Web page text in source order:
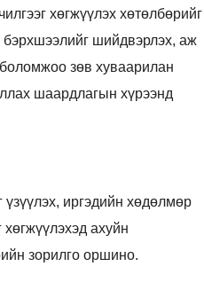
хөгжүүлэх хөтөлбөрийг
бэрхшээлийг шийдвэрлэх, аж
зөв хуваарилан
шаардлагын хүрээнд
иргэдийн хөдөлмөр
ахуйн
зорилго оршино.